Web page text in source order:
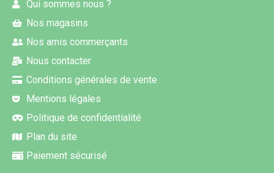
Qui sommes nous ?
Nos magasins
Nos amis commerçants
Nous contacter
Conditions générales de vente
Mentions légales
Politique de confidentialité
Plan du site
Paiement sécurisé